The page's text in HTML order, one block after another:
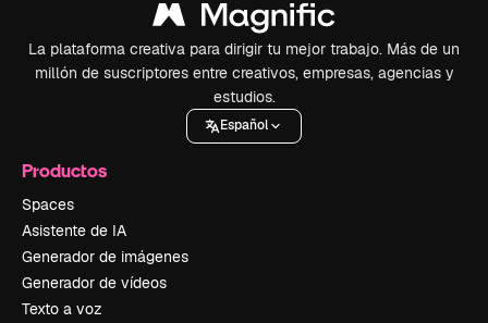
La plataforma creativa para dirigir tu mejor trabajo. Más de un
millón de suscriptores entre creativos, empresas, agencias y
estudios.
Español
Productos
Spaces
Asistente de IA
Generador de imágenes
Generador de vídeos
Texto a voz